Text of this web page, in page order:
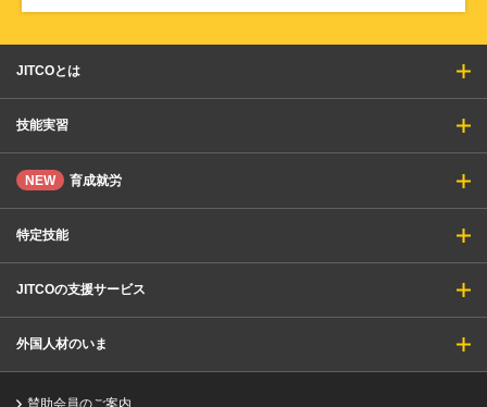
JITCOとは
技能実習
NEW 育成就労
特定技能
JITCOの支援サービス
外国人材のいま
賛助会員のご案内